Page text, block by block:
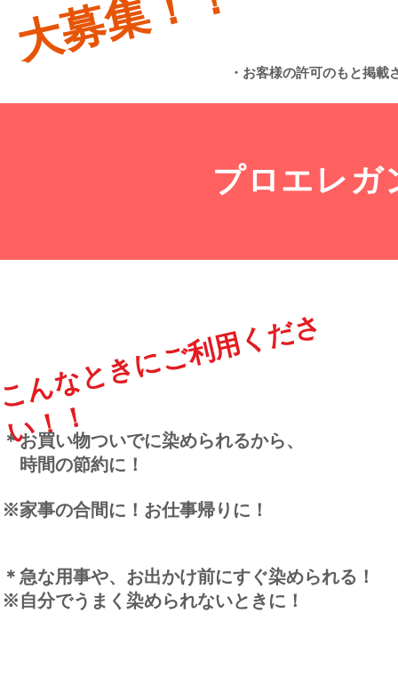
・お客様の許可のもと掲載
プロエレガ
んなときにご利用く
だ
さ
い
！
！
＊お買い物ついでに染められるから、
時間の節約に！
※家事の合間に！お仕事帰りに！
＊急な用事や、お出かけ前にすぐ染められる！
※自分でうまく染められないときに！